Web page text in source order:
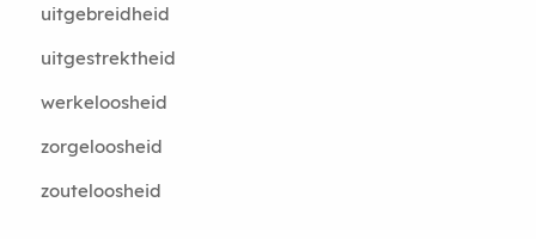
uitgebreidheid
uitgestrektheid
werkeloosheid
zorgeloosheid
zouteloosheid